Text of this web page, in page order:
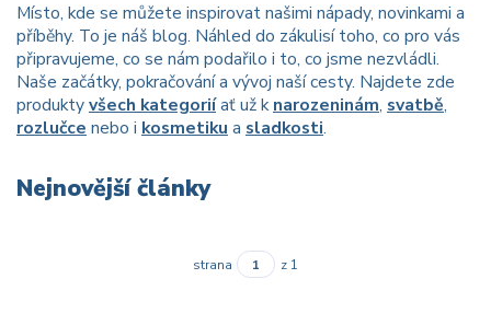
Místo, kde se můžete inspirovat našimi nápady, novinkami a
příběhy. To je náš blog. Náhled do zákulisí toho, co pro vás
připravujeme, co se nám podařilo i to, co jsme nezvládli.
Naše začátky, pokračování a vývoj naší cesty. Najdete zde
produktyvšech kategoriíať už knarozeninám, svatbě,
rozlučce nebo i kosmetiku a sladkosti.
Nejnovější články
strana z 1